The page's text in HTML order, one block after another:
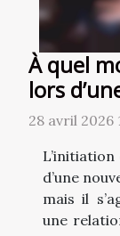
À quel
lors
28 avril 2026
L’initiation
d’une
mais il
une